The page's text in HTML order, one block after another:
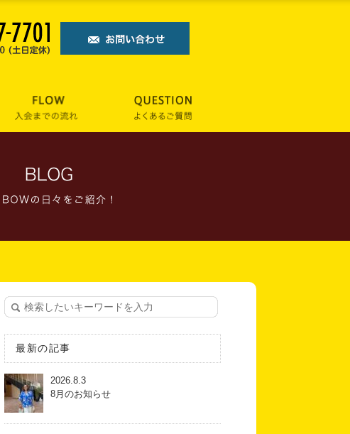
最新の記事
2026.8.3
8月のお知らせ